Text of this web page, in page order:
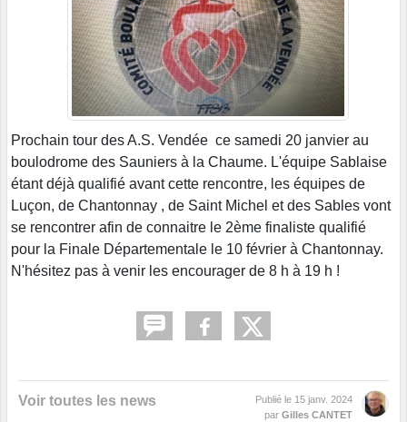
Prochain tour des A.S. Vendée ce samedi 20 janvier au
boulodrome des Sauniers à la Chaume. L'équipe Sablaise
étant déjà qualifié avant cette rencontre, les équipes de
Luçon, de Chantonnay , de Saint Michel et des Sables vont
se rencontrer afin de connaitre le 2ème finaliste qualifié
pour la Finale Départementale le 10 février à Chantonnay.
N'hésitez pas à venir les encourager de 8 h à 19 h !
Voir toutes les news Publié le 15 janv. 2024
par Gilles CANTET